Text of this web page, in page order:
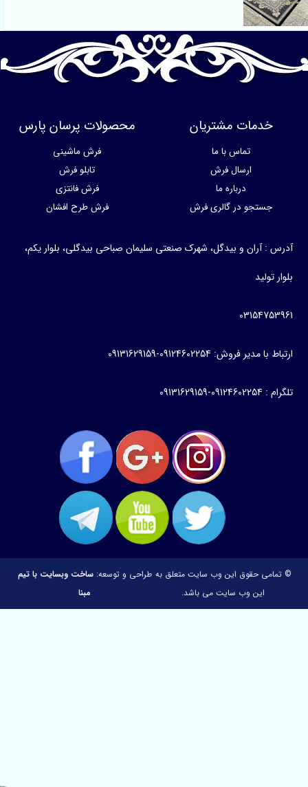
خدمات مشتریان
تماس با ما
ارسال فرش
درباره ما
جستجو در گالری فرش
محصولات پرسان پارس
فرش ماشینی
تابلو فرش
فرش فانتزی
فرش طرح افشان
آدرس : آران و بیدگل، شهرک صنعتی سلیمان صباحی بیدگلی، بلوار یکم،
بلوار تولید
03154753961
ارتباط با مدیر فروش: 09124602254-09131629159
تلگرام : 09124602254-09131629159
© تمامی حقوق این وب سایت متعلق به
این وب سایت می باشد.
طراحی و توسعه:ساخت وبسایت با تیم